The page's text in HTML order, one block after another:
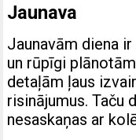
Jaunava
Jaunavām diena
un rūpīgi
detaļām ļaus
risinājumus. Taču
nesaskaņas ar